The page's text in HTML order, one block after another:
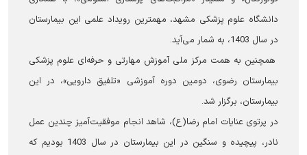
دانشگاه علوم پزشکی مشهد، مهمترین رویداد علمی این بیمارستان
در سال 1403، به شمار می‌آید.
همچنین به همت مرکز ملی آموزش مهارتی و حرفه‌ای علوم پزشکی
بیمارستان رضوی، دومین دوره آموزشی «تلفیق دارویی»، در این
بیمارستان، برگزار شد.
در پرتوی عنایات امام رضا(ع)، شاهد انجام موفقیت‌آمیز چندین عمل‌
نادر، پیچیده و سنگین در این بیمارستان در سال 1403 بودیم که